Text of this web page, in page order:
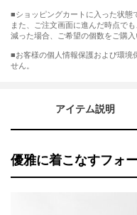
■ショッピングカートに入った状態
また、ご注文画面に進んだ時点で
減った場合、ご希望の個数をご購
■お客様の個人情報保護および環境
せん。
アイテム説明
優雅に着こなすフォ